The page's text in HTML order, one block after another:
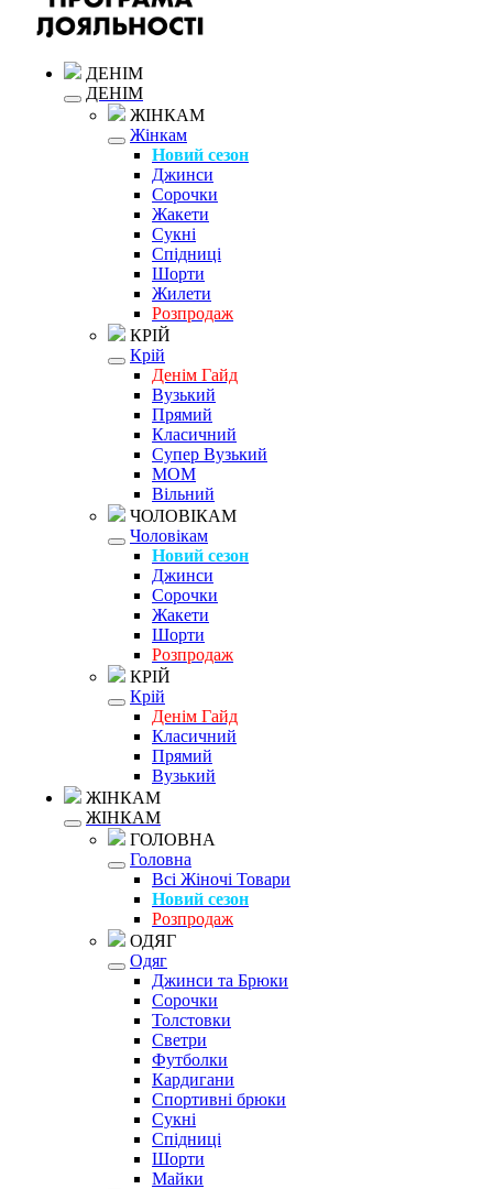
ДЕНІМ
ДЕНІМ
ЖІНКАМ
Жінкам
Новий сезон
Джинси
Сорочки
Жакети
Сукні
Спідниці
Шорти
Жилети
Розпродаж
КРІЙ
Крій
Денім Гайд
Вузький
Прямий
Класичний
Супер Вузький
MOM
Вільний
ЧОЛОВІКАМ
Чоловікам
Новий сезон
Джинси
Сорочки
Жакети
Шорти
Розпродаж
КРІЙ
Крій
Денім Гайд
Класичний
Прямий
Вузький
ЖІНКАМ
ЖІНКАМ
ГОЛОВНА
Головна
Всі Жіночі Товари
Новий сезон
Розпродаж
ОДЯГ
Одяг
Джинси та Брюки
Сорочки
Толстовки
Светри
Футболки
Кардигани
Спортивні брюки
Сукні
Спідниці
Шорти
Майки